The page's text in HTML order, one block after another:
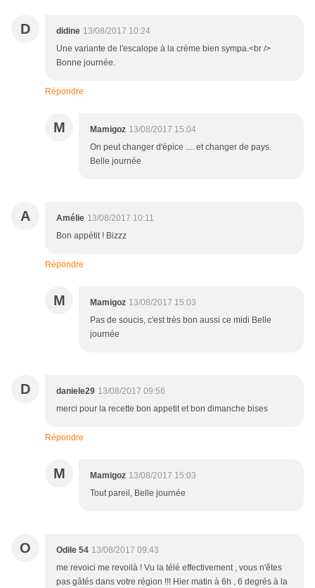
D didine 13/08/2017 10:24
Une variante de l'escalope à la crème bien sympa.<br />
Bonne journée.
Répondre
M Mamigoz 13/08/2017 15:04
On peut changer d'épice .... et changer de pays.
Belle journée
A Amélie 13/08/2017 10:11
Bon appétit ! Bizzz
Répondre
M Mamigoz 13/08/2017 15:03
Pas de soucis, c'est très bon aussi ce midi Belle
journée
D daniele29 13/08/2017 09:56
merci pour la recette bon appetit et bon dimanche bises
Répondre
M Mamigoz 13/08/2017 15:03
Tout pareil, Belle journée
O Odile 54 13/08/2017 09:43
me revoici me revoilà ! Vu la télé effectivement , vous n'êtes
pas gâtés dans votre région !!! Hier matin à 6h , 6 degrés à la